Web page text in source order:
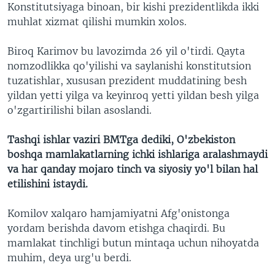
Konstitutsiyaga binoan, bir kishi prezidentlikda ikki
muhlat xizmat qilishi mumkin xolos.
Biroq Karimov bu lavozimda 26 yil o'tirdi. Qayta
nomzodlikka qo'yilishi va saylanishi konstitutsion
tuzatishlar, xususan prezident muddatining besh
yildan yetti yilga va keyinroq yetti yildan besh yilga
o'zgartirilishi bilan asoslandi.
Tashqi ishlar vaziri BMTga dediki, O'zbekiston
boshqa mamlakatlarning ichki ishlariga aralashmaydi
va har qanday mojaro tinch va siyosiy yo'l bilan hal
etilishini istaydi.
Komilov xalqaro hamjamiyatni Afg'onistonga
yordam berishda davom etishga chaqirdi. Bu
mamlakat tinchligi butun mintaqa uchun nihoyatda
muhim, deya urg'u berdi.